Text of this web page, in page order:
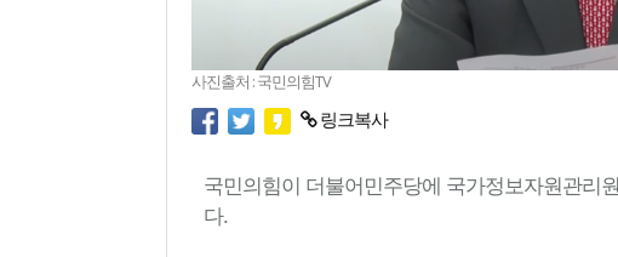
사진출처 : 국민의힘TV
링크복사
국민의힘이 더불어민주당에 국가정보자원관리
다.